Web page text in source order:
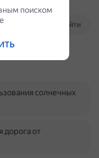
Войти
солнечных
дорога от
поиском